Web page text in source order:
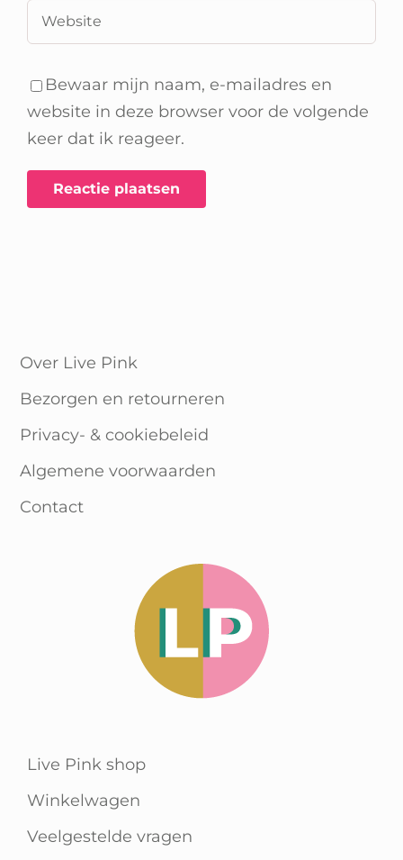
Bewaar mijn naam, e-mailadres en
website in deze browser voor de volgende
keer dat ik reageer.
Over Live Pink
Bezorgen en retourneren
Privacy- & cookiebeleid
Algemene voorwaarden
Contact
Live Pink shop
Winkelwagen
Veelgestelde vragen